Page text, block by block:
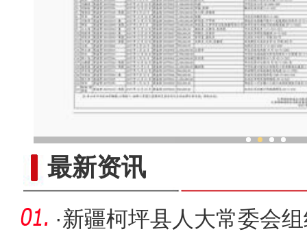
最新资讯
·新疆柯坪县人大常委会